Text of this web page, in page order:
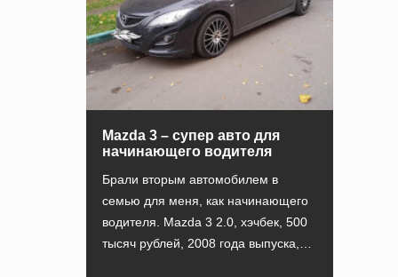
Mazda 3 – супер авто для
начинающего водителя
Брали вторым автомобилем в
семью для меня, как начинающего
водителя. Mazda 3 2.0, хэчбек, 500
тысяч рублей, 2008 года выпуска,…